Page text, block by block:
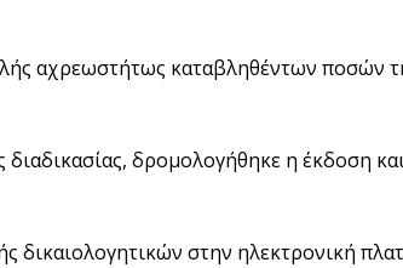
αχρεωστήτως καταβληθέντων ποσών
δρομολογήθηκε η έκδοση
δικαιολογητικών στην ηλεκτρονική